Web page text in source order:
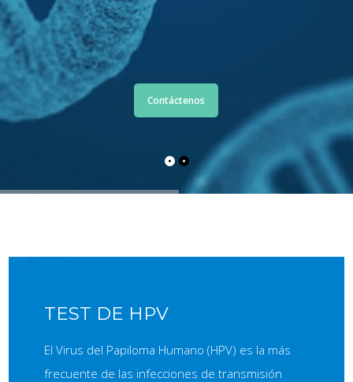
Contáctenos
TEST DE HPV
El Virus del Papiloma Humano (HPV) es la más
frecuente de las infecciones de transmisión